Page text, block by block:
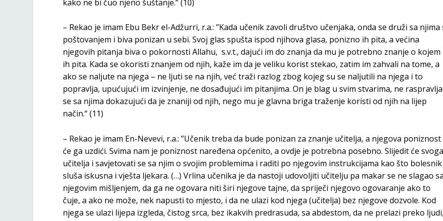
kako ne bi čuo njeno šuštanje.“ (10)
– Rekao je imam Ebu Bekr el-Adžurri, r.a.: ’’Kada učenik zavoli društvo učenjaka, onda se druži sa njima
poštovanjem i biva ponizan u sebi. Svoj glas spušta ispod njihova glasa, ponizno ih pita, a većina
njegovih pitanja biva o pokornosti Allahu, s.v.t., dajući im do znanja da mu je potrebno znanje o kojem
ih pita. Kada se okoristi znanjem od njih, kaže im da je veliku korist stekao, zatim im zahvali na tome, a
ako se naljute na njega – ne ljuti se na njih, već traži razlog zbog kojeg su se naljutili na njega i to
popravlja, upućujući im izvinjenje, ne dosađujući im pitanjima. On je blag u svim stvarima, ne raspravlja
se sa njima dokazujući da je znaniji od njih, nego mu je glavna briga traženje koristi od njih na lijep
način.“ (11)
– Rekao je imam En-Nevevi, r.a.: ’’Učenik treba da bude ponizan za znanje učitelja, a njegova poniznost
će ga uzdići. Svima nam je poniznost naređena općenito, a ovdje je potrebna posebno. Slijedit će svoga
učitelja i savjetovati se sa njim o svojim problemima i raditi po njegovim instrukcijama kao što bolesnik
sluša iskusna i vješta ljekara. (…) Vrlina učenika je da nastoji udovoljiti učitelju pa makar se ne slagao sa
njegovim mišljenjem, da ga ne ogovara niti širi njegove tajne, da spriječi njegovo ogovaranje ako to
čuje, a ako ne može, nek napusti to mjesto, i da ne ulazi kod njega (učitelja) bez njegove dozvole. Kod
njega se ulazi lijepa izgleda, čistog srca, bez ikakvih predrasuda, sa abdestom, da ne prelazi preko ljudi,